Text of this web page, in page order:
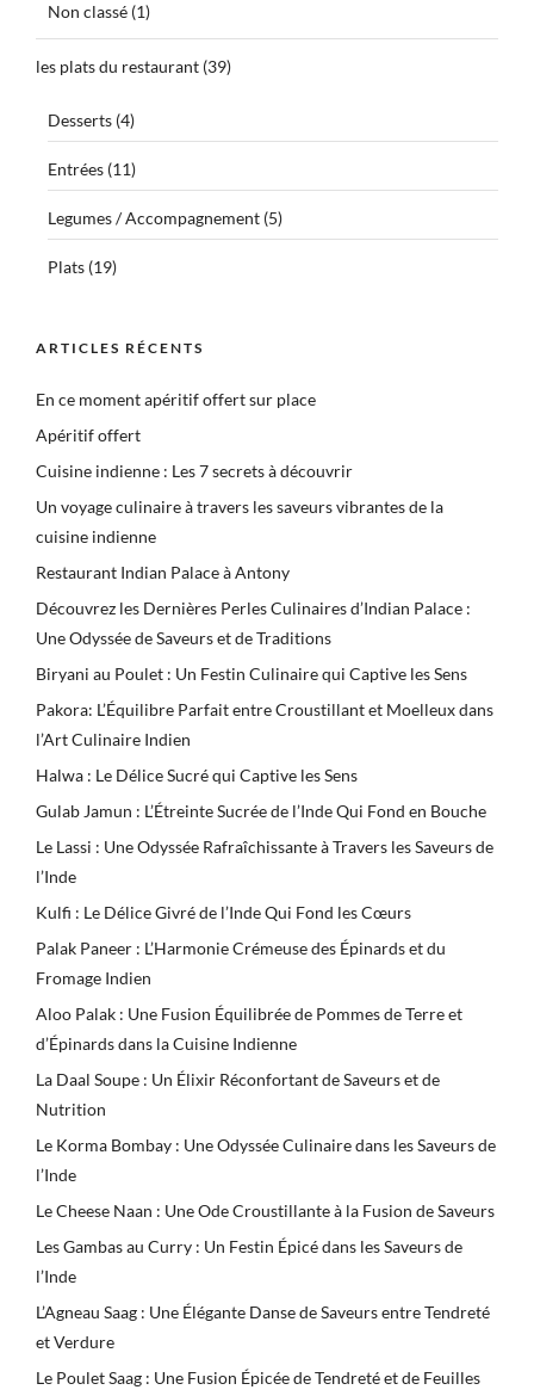
Non classé (1)
les plats du restaurant (39)
Desserts (4)
Entrées (11)
Legumes / Accompagnement (5)
Plats (19)
ARTICLES RÉCENTS
En ce moment apéritif offert sur place
Apéritif offert
Cuisine indienne : Les 7 secrets à découvrir
Un voyage culinaire à travers les saveurs vibrantes de la
cuisine indienne
Restaurant Indian Palace à Antony
Découvrez les Dernières Perles Culinaires d’Indian Palace :
Une Odyssée de Saveurs et de Traditions
Biryani au Poulet : Un Festin Culinaire qui Captive les Sens
Pakora: L’Équilibre Parfait entre Croustillant et Moelleux dans
l’Art Culinaire Indien
Halwa : Le Délice Sucré qui Captive les Sens
Gulab Jamun : L’Étreinte Sucrée de l’Inde Qui Fond en Bouche
Le Lassi : Une Odyssée Rafraîchissante à Travers les Saveurs de
l’Inde
Kulfi : Le Délice Givré de l’Inde Qui Fond les Cœurs
Palak Paneer : L’Harmonie Crémeuse des Épinards et du
Fromage Indien
Aloo Palak : Une Fusion Équilibrée de Pommes de Terre et
d’Épinards dans la Cuisine Indienne
La Daal Soupe : Un Élixir Réconfortant de Saveurs et de
Nutrition
Le Korma Bombay : Une Odyssée Culinaire dans les Saveurs de
l’Inde
Le Cheese Naan : Une Ode Croustillante à la Fusion de Saveurs
Les Gambas au Curry : Un Festin Épicé dans les Saveurs de
l’Inde
L’Agneau Saag : Une Élégante Danse de Saveurs entre Tendreté
et Verdure
Le Poulet Saag : Une Fusion Épicée de Tendreté et de Feuilles